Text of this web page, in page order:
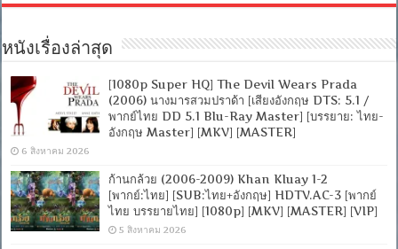
[MKV]
หนังเรื่องล่าสุด
[1080p Super HQ] The Devil Wears Prada
(2006) นางมารสวมปราด้า [เสียงอังกฤษ DTS: 5.1 /
พากย์ไทย DD 5.1 Blu-Ray Master] [บรรยาย: ไทย-
อังกฤษ Master] [MKV] [MASTER]
6 สิงหาคม 2026
ก้านกล้วย (2006-2009) Khan Kluay 1-2
[พากย์:ไทย] [SUB:ไทย+อังกฤษ] HDTV.AC-3 [พากย์
ไทย บรรยายไทย] [1080p] [MKV] [MASTER] [VIP]
5 สิงหาคม 2026